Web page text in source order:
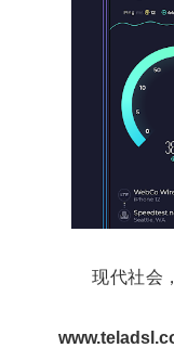
现代社会，